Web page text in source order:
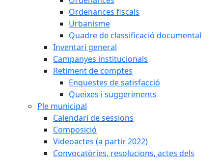
Ordenances fiscals
Urbanisme
Quadre de classificació documental
Inventari general
Campanyes institucionals
Retiment de comptes
Enquestes de satisfacció
Queixes i suggeriments
Ple municipal
Calendari de sessions
Composició
Videoactes (a partir 2022)
Convocatòries, resolucions, actes dels